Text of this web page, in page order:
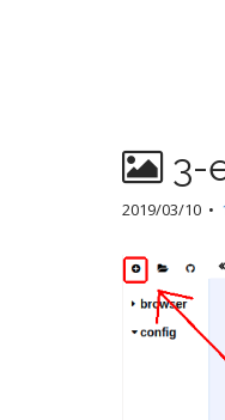
3-
2019/03/10 •